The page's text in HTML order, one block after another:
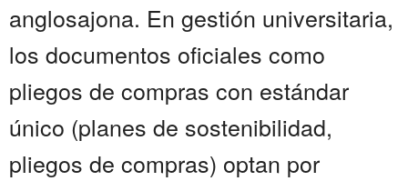
anglosajona. En gestión universitaria,
los documentos oficiales como
pliegos de compras con estándar
único (planes de sostenibilidad,
pliegos de compras) optan por